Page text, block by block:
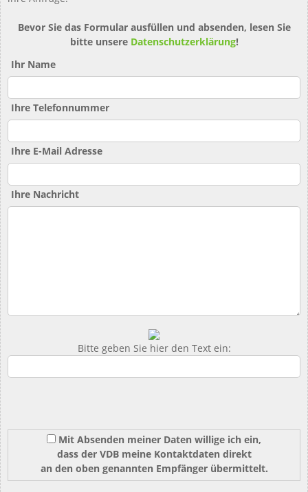
Bevor Sie das Formular ausfüllen und absenden, lesen Sie
bitte unsere Datenschutzerklärung!
Ihr Name
Ihre Telefonnummer
Ihre E-Mail Adresse
Ihre Nachricht
Bitte geben Sie hier den Text ein:
Mit Absenden meiner Daten willige ich ein,
dass der VDB meine Kontaktdaten direkt
an den oben genannten Empfänger übermittelt.